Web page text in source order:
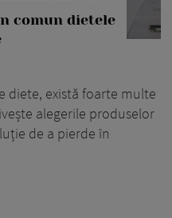
comun dietele
diete, există foarte multe
alegerile produselor
de a pierde în